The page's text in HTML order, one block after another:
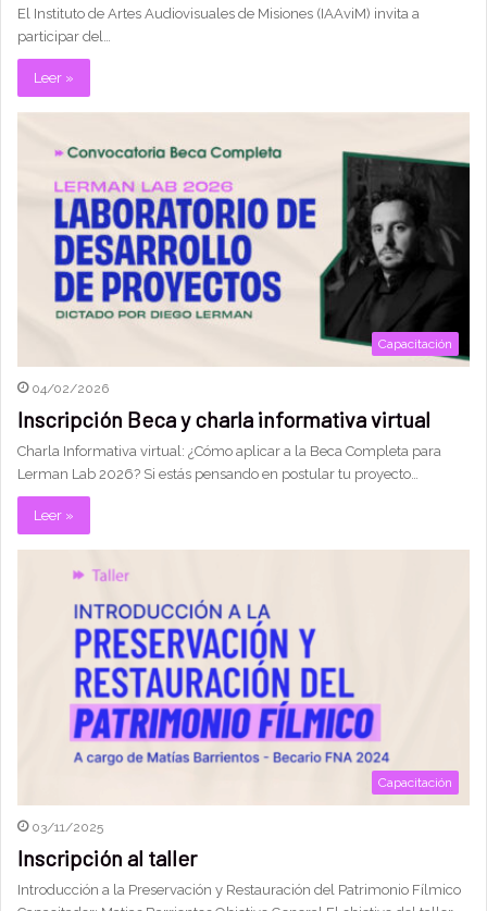
El Instituto de Artes Audiovisuales de Misiones (IAAviM) invita a
participar del…
Leer »
Capacitación
04/02/2026
Inscripción Beca y charla informativa virtual
Charla Informativa virtual: ¿Cómo aplicar a la Beca Completa para
Lerman Lab 2026? Si estás pensando en postular tu proyecto…
Leer »
Capacitación
03/11/2025
Inscripción al taller
Introducción a la Preservación y Restauración del Patrimonio Fílmico